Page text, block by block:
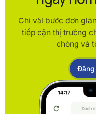
Chỉ vài bước đơn
tiếp cận thị trường
chóng và
Đăng